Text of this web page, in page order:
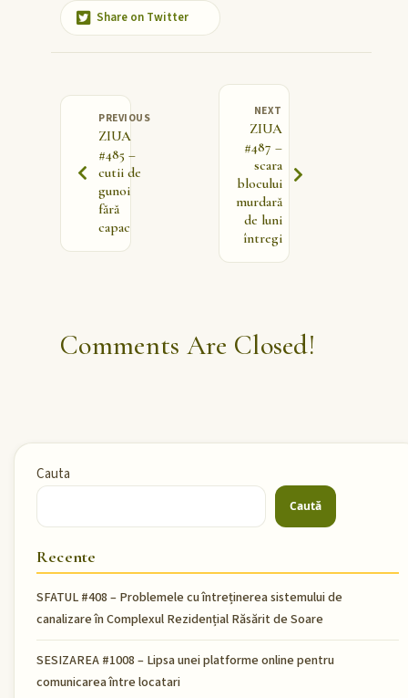
Share on Twitter
PREVIOUS
ZIUA
#485 –
cutii de
gunoi
fără
capac
NEXT
ZIUA
#487 –
scara
blocului
murdară
de luni
întregi
Comments Are Closed!
Cauta
Caută
Recente
SFATUL #408 – Problemele cu întreținerea sistemului de
canalizare în Complexul Rezidențial Răsărit de Soare
SESIZAREA #1008 – Lipsa unei platforme online pentru
comunicarea între locatari